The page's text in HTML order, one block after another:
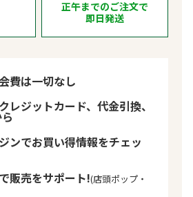
正午までのご注文で
即日発送
費は一切なし
レジットカード、代金引換、
ンでお買い得情報をチェッ
販売をサポート!(店頭ポップ・